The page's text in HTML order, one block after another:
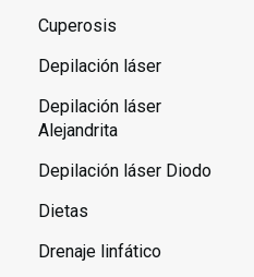
Cuperosis
Depilación láser
Depilación láser
Alejandrita
Depilación láser Diodo
Dietas
Drenaje linfático